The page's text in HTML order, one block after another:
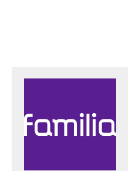
LICHI